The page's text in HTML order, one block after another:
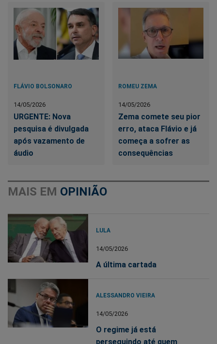
FLÁVIO BOLSONARO
14/05/2026
URGENTE: Nova
pesquisa é divulgada
após vazamento de
áudio
ROMEU ZEMA
14/05/2026
Zema comete seu pior
erro, ataca Flávio e já
começa a sofrer as
consequências
MAIS EM OPINIÃO
LULA
14/05/2026
A última cartada
ALESSANDRO VIEIRA
14/05/2026
O regime já está
perseguindo até quem